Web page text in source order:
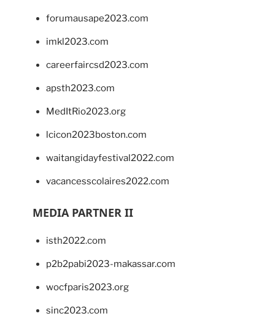
forumausape2023.com
imkl2023.com
careerfaircsd2023.com
apsth2023.com
MedItRio2023.org
lcicon2023boston.com
waitangidayfestival2022.com
vacancesscolaires2022.com
MEDIA PARTNER II
isth2022.com
p2b2pabi2023-makassar.com
wocfparis2023.org
sinc2023.com